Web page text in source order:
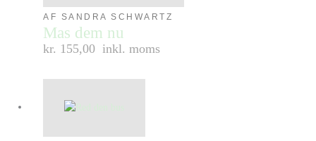
AF SANDRA SCHWARTZ
Mas dem nu
kr. 155,00 inkl. moms